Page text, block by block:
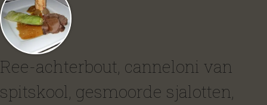
Ree-achterbout, canneloni van
spitskool, gesmoorde sjalotten,